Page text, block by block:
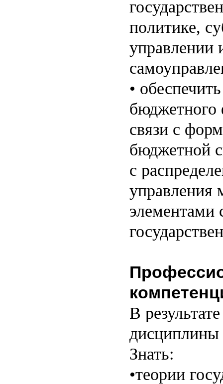
политике,
управлении
•
бюджетного
связи с
бюджетной
с
управления
элементами
В
Знать:
•теории